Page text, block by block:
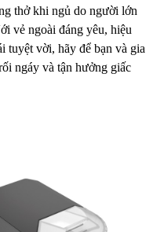
thở khi ngủ do người lớn
vẻ ngoài đáng yêu, hiệu
tuyệt vời, hãy để bạn và gia
ngáy và tận hưởng giấc